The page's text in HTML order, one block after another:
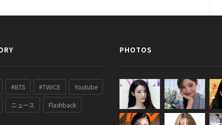
#BTS #TWICE Youtube
ニュース Flashback
PHOTOS